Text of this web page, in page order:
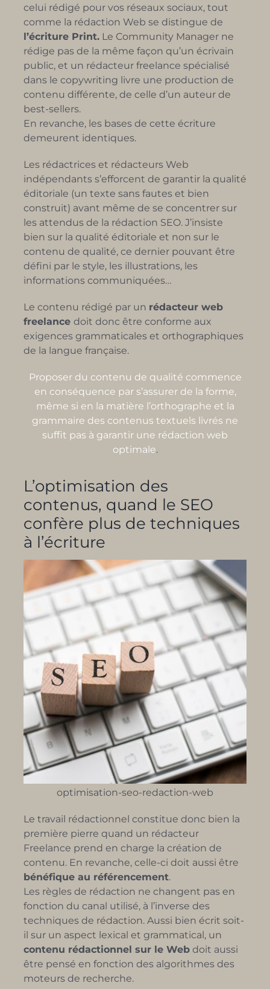
celui rédigé pour vos réseaux sociaux, tout
comme la rédaction Web se distingue de
l’écriture Print.Le Community Manager ne
rédige pas de la même façon qu’un écrivain
public, et un rédacteur freelance spécialisé
dans le copywriting livre une production de
contenu différente, de celle d’un auteur de
best-sellers.
En revanche, les bases de cette écriture
demeurent identiques.
Les rédactrices et rédacteurs Web
indépendants s’efforcent de garantir la qualité
éditoriale (un texte sans fautes et bien
construit) avant même de se concentrer sur
les attendus de la rédaction SEO. J’insiste
bien sur la qualité éditoriale et non sur le
contenu de qualité, ce dernier pouvant être
défini par le style, les illustrations, les
informations communiquées…
Le contenu rédigé par un rédacteur web
freelance doit donc être conforme aux
exigences grammaticales et orthographiques
de la langue française.
Proposer du contenu de qualité commence
en conséquence par s’assurer de la forme,
même si en la matière l’orthographe et la
grammaire des contenus textuels livrés ne
suffit pas à garantir une rédaction web
optimale.
L’optimisation des
contenus, quand le SEO
confère plus de techniques
à l’écriture
optimisation-seo-redaction-web
Le travail rédactionnel constitue donc bien la
première pierre quand un rédacteur
Freelance prend en charge la création de
contenu. En revanche, celle-ci doit aussi être
bénéfique au référencement.
Les règles de rédaction ne changent pas en
fonction du canal utilisé, à l’inverse des
techniques de rédaction. Aussi bien écrit soit-
il sur un aspect lexical et grammatical, un
contenu rédactionnel sur le Webdoit aussi
être pensé en fonction des algorithmes des
moteurs de recherche.